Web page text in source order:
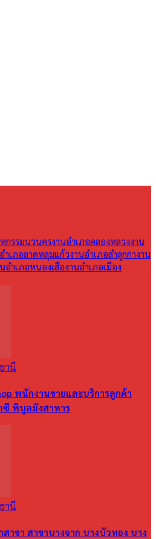
กรรมนวนครงานอำเภอคลองหลวงงาน
ำเภอลาดหลุมแก้วงานอำเภอลำลูกกางาน
อำเภอหนองเสืองานอำเภอเมือง
านี
พนักงานขายและบริการลูกค้า
ซี พิบูลมังสาหาร
านี
สาขา สาขาบางจาก บางบัวทอง บาง